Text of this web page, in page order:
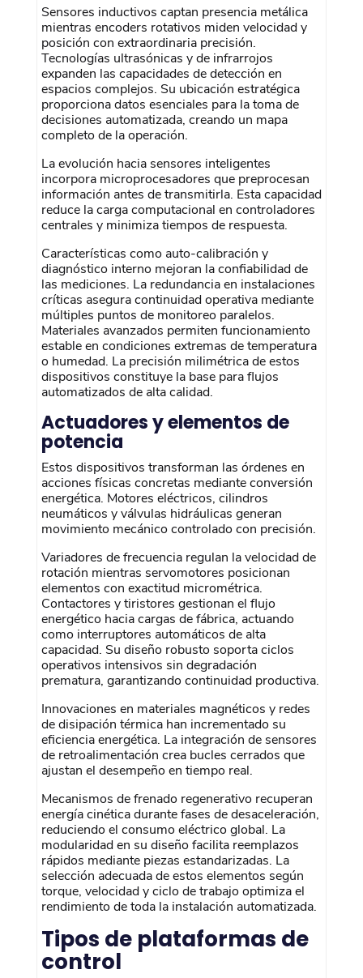
Sensores inductivos captan presencia metálica
mientras encoders rotativos miden velocidad y
posición con extraordinaria precisión.
Tecnologías ultrasónicas y de infrarrojos
expanden las capacidades de detección en
espacios complejos. Su ubicación estratégica
proporciona datos esenciales para la toma de
decisiones automatizada, creando un mapa
completo de la operación.
La evolución hacia sensores inteligentes
incorpora microprocesadores que preprocesan
información antes de transmitirla. Esta capacidad
reduce la carga computacional en controladores
centrales y minimiza tiempos de respuesta.
Características como auto-calibración y
diagnóstico interno mejoran la confiabilidad de
las mediciones. La redundancia en instalaciones
críticas asegura continuidad operativa mediante
múltiples puntos de monitoreo paralelos.
Materiales avanzados permiten funcionamiento
estable en condiciones extremas de temperatura
o humedad. La precisión milimétrica de estos
dispositivos constituye la base para flujos
automatizados de alta calidad.
Actuadores y elementos de
potencia
Estos dispositivos transforman las órdenes en
acciones físicas concretas mediante conversión
energética. Motores eléctricos, cilindros
neumáticos y válvulas hidráulicas generan
movimiento mecánico controlado con precisión.
Variadores de frecuencia regulan la velocidad de
rotación mientras servomotores posicionan
elementos con exactitud micrométrica.
Contactores y tiristores gestionan el flujo
energético hacia cargas de fábrica, actuando
como interruptores automáticos de alta
capacidad. Su diseño robusto soporta ciclos
operativos intensivos sin degradación
prematura, garantizando continuidad productiva.
Innovaciones en materiales magnéticos y redes
de disipación térmica han incrementado su
eficiencia energética. La integración de sensores
de retroalimentación crea bucles cerrados que
ajustan el desempeño en tiempo real.
Mecanismos de frenado regenerativo recuperan
energía cinética durante fases de desaceleración,
reduciendo el consumo eléctrico global. La
modularidad en su diseño facilita reemplazos
rápidos mediante piezas estandarizadas. La
selección adecuada de estos elementos según
torque, velocidad y ciclo de trabajo optimiza el
rendimiento de toda la instalación automatizada.
Tipos de plataformas de
control